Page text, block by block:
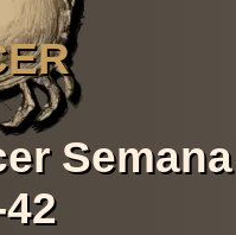
Semana